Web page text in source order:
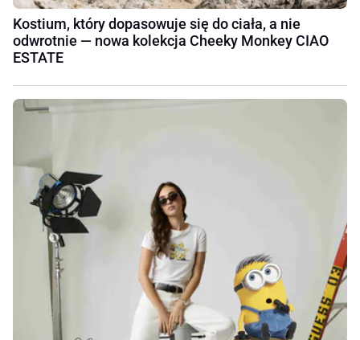
Kostium, który dopasowuje się do ciała, a nie
odwrotnie — nowa kolekcja Cheeky Monkey CIAO
ESTATE